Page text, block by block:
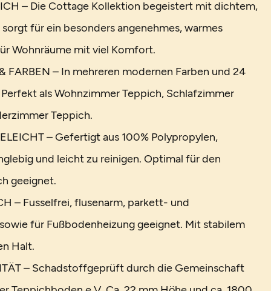
– Die Cottage Kollektion begeistert mit dichtem,
für ein besonders angenehmes, warmes
Wohnräume mit viel Komfort.
FARBEN – In mehreren modernen Farben und 24
als Wohnzimmer Teppich, Schlafzimmer
Teppich.
– Gefertigt aus 100% Polypropylen,
und leicht zu reinigen. Optimal für den
geeignet.
– Fusselfrei, flusenarm, parkett- und
für Fußbodenheizung geeignet. Mit stabilem
Halt.
– Schadstoffgeprüft durch die Gemeinschaft